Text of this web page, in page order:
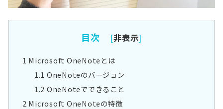
目次 [非表示]
1 Microsoft OneNoteとは
1.1 OneNoteのバージョン
1.2 OneNoteでできること
2 Microsoft OneNoteの特徴